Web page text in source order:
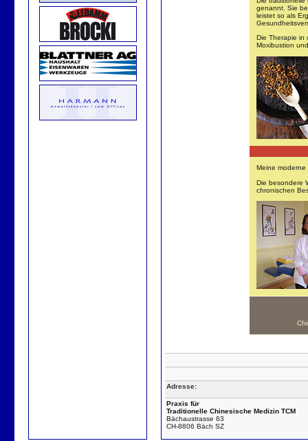
genannt. Sie
leistet so als
Die Therapie in
Moxibustion
Meine
Die besondere
chronischen
Adresse:
Praxis für
Traditionelle Chinesische Medizin TCM
Bächaustrasse 63
CH-8806 Bäch SZ